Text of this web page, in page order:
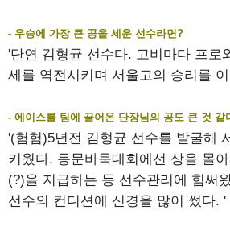
- 우승에 가장 큰 공을 세운 선수라면?
'단연 김형균 선수다. 고비마다 프로
세를 역전시키며 서울고의 승리를
- 에이스를 팀에 끌어온 단장님의 공도 큰 것 같
'(험험)5년전 김형균 선수를 발굴해
키웠다. 동문바둑대회에선 상을 몰
(?)을 지급하는 등 선수관리에 힘써
선수의 컨디션에 신경을 많이 썼다. '